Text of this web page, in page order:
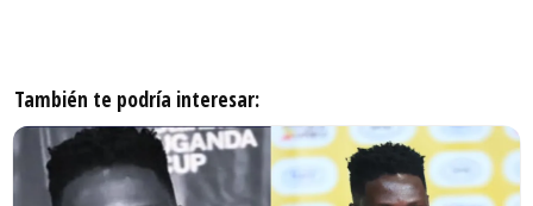
También te podría interesar: